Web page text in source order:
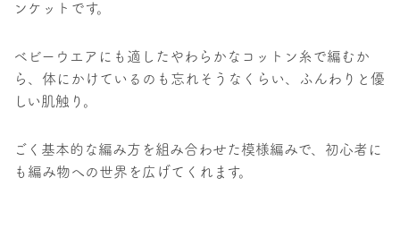
ンケットです。
ベビーウエアにも適したやわらかなコットン糸で編むか
ら、体にかけているのも忘れそうなくらい、ふんわりと優
しい肌触り。
ごく基本的な編み方を組み合わせた模様編みで、初心者に
も編み物への世界を広げてくれます。